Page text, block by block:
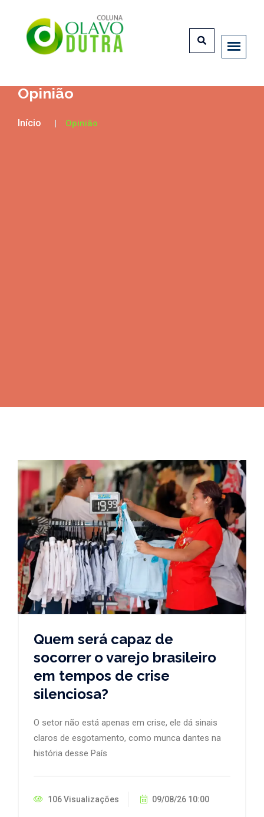
Opinião
Início Opinião
Quem será capaz de
socorrer o varejo brasileiro
em tempos de crise
silenciosa?
O setor não está apenas em crise, ele dá sinais
claros de esgotamento, como munca dantes na
história desse País
106 Visualizações 09/08/26 10:00